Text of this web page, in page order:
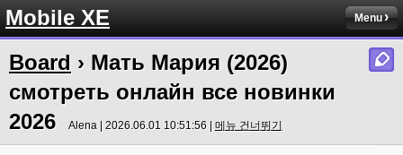
Mobile XE Menu
Board › Мать Мария (2026)
смотреть онлайн все новинки
2026
Alena | 2026.06.01 10:51:56 | 메뉴 건너뛰기